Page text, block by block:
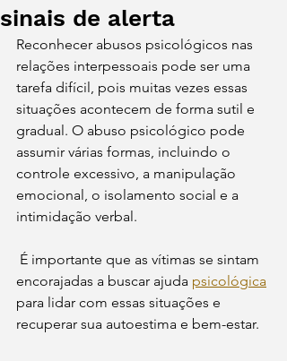
sinais de alerta
Reconhecer abusos psicológicos nas
relações interpessoais pode ser uma
tarefa difícil, pois muitas vezes essas
situações acontecem de forma sutil e
gradual. O abuso psicológico pode
assumir várias formas, incluindo o
controle excessivo, a manipulação
emocional, o isolamento social e a
intimidação verbal.
encorajadas a buscar ajuda psicológica
para lidar com essas situações e
recuperar sua autoestima e bem-estar.